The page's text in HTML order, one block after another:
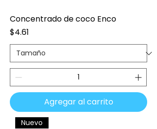
Concentrado de coco Enco
Precio
$4.61
Agregar al carrito
Nuevo